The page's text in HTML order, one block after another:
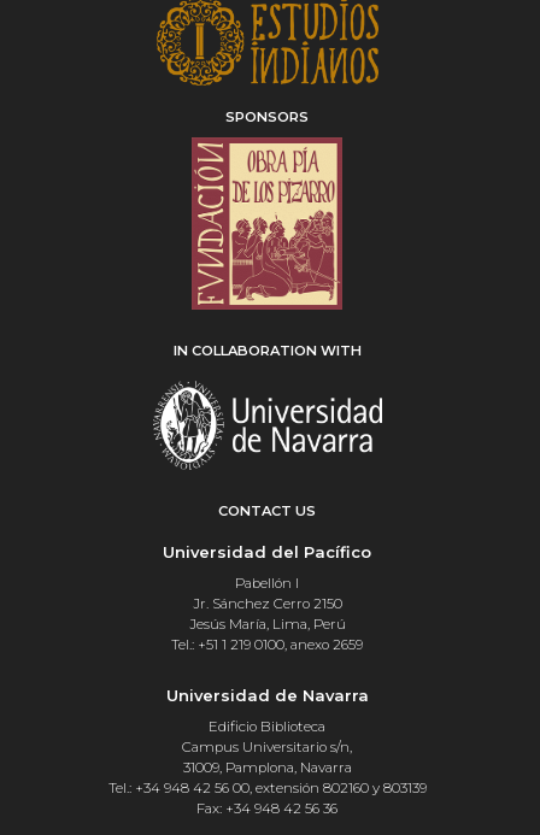
SPONSORS
IN COLLABORATION WITH
CONTACT US
Universidad del Pacífico
Pabellón I
Jr. Sánchez Cerro 2150
Jesús María, Lima, Perú
Tel.: +51 1 219 0100, anexo 2659
Universidad de Navarra
Edificio Biblioteca
Campus Universitario s/n,
31009, Pamplona, Navarra
Tel.: +34 948 42 56 00, extensión 802160 y 803139
Fax: +34 948 42 56 36